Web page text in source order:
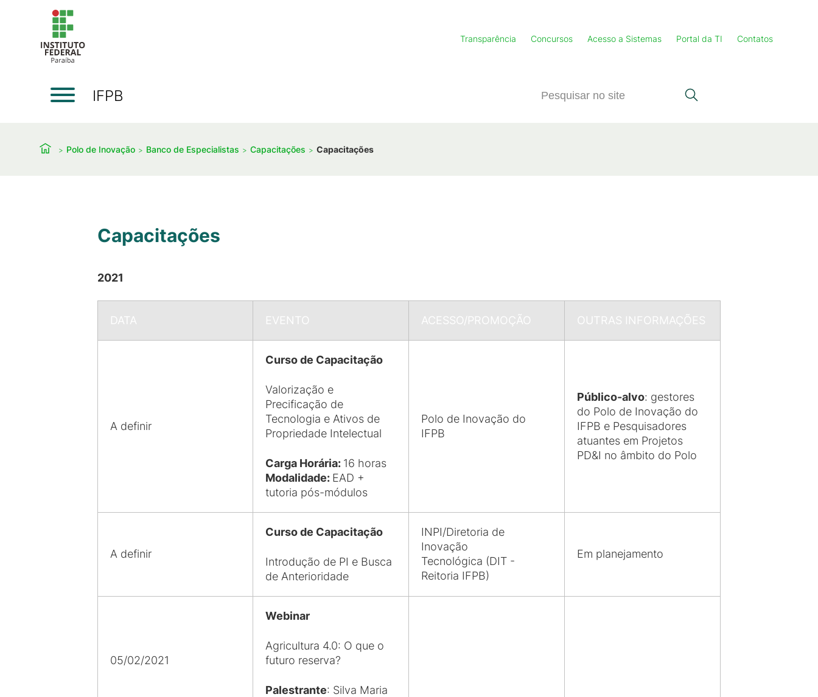
Transparência Concursos Acesso a Sistemas Portal da TI Contatos
IFPB
Polo de Inovação Banco de Especialistas Capacitações Capacitações
Capacitações
2021
DATA EVENTO ACESSO/PROMOÇÃO OUTRAS INFORMAÇÕES
A definir
Curso de Capacitação
Valorização e
Precificação de
Tecnologia e Ativos de
Propriedade Intelectual
Carga Horária: 16 horas
Modalidade: EAD +
tutoria pós-módulos
Polo de Inovação do
IFPB
Público-alvo: gestores
do Polo de Inovação do
IFPB e Pesquisadores
atuantes em Projetos
PD&I no âmbito do Polo
A definir
Curso de Capacitação
Introdução de PI e Busca
de Anterioridade
INPI/Diretoria de
Inovação
Tecnológica (DIT -
Reitoria IFPB)
Em planejamento
05/02/2021
Webinar
Agricultura 4.0: O que o
futuro reserva?
Palestrante: Silva Maria